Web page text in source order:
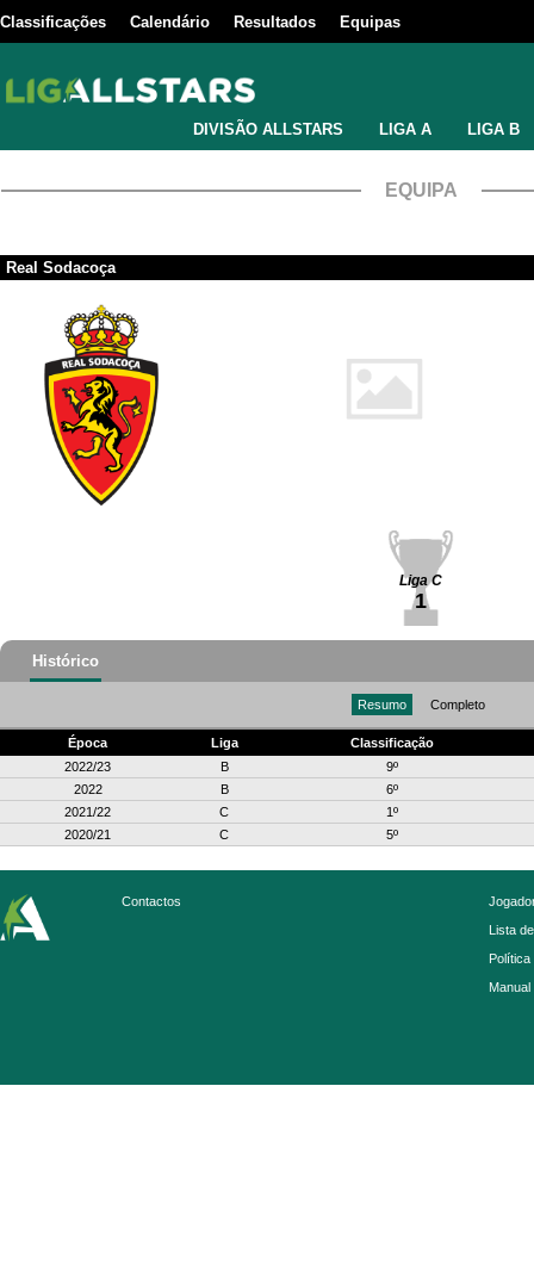
Classificações Calendário Resultados Equipas
DIVISÃO ALLSTARS LIGA A LIGA B
EQUIPA
Real Sodacoça
Liga C
1
Histórico
Resumo Completo
Época Liga
Classificação
2022/23
B
9º
2022
B
6º
2021/22
C
1º
2020/21
C 5º
Contactos
Lista
Política